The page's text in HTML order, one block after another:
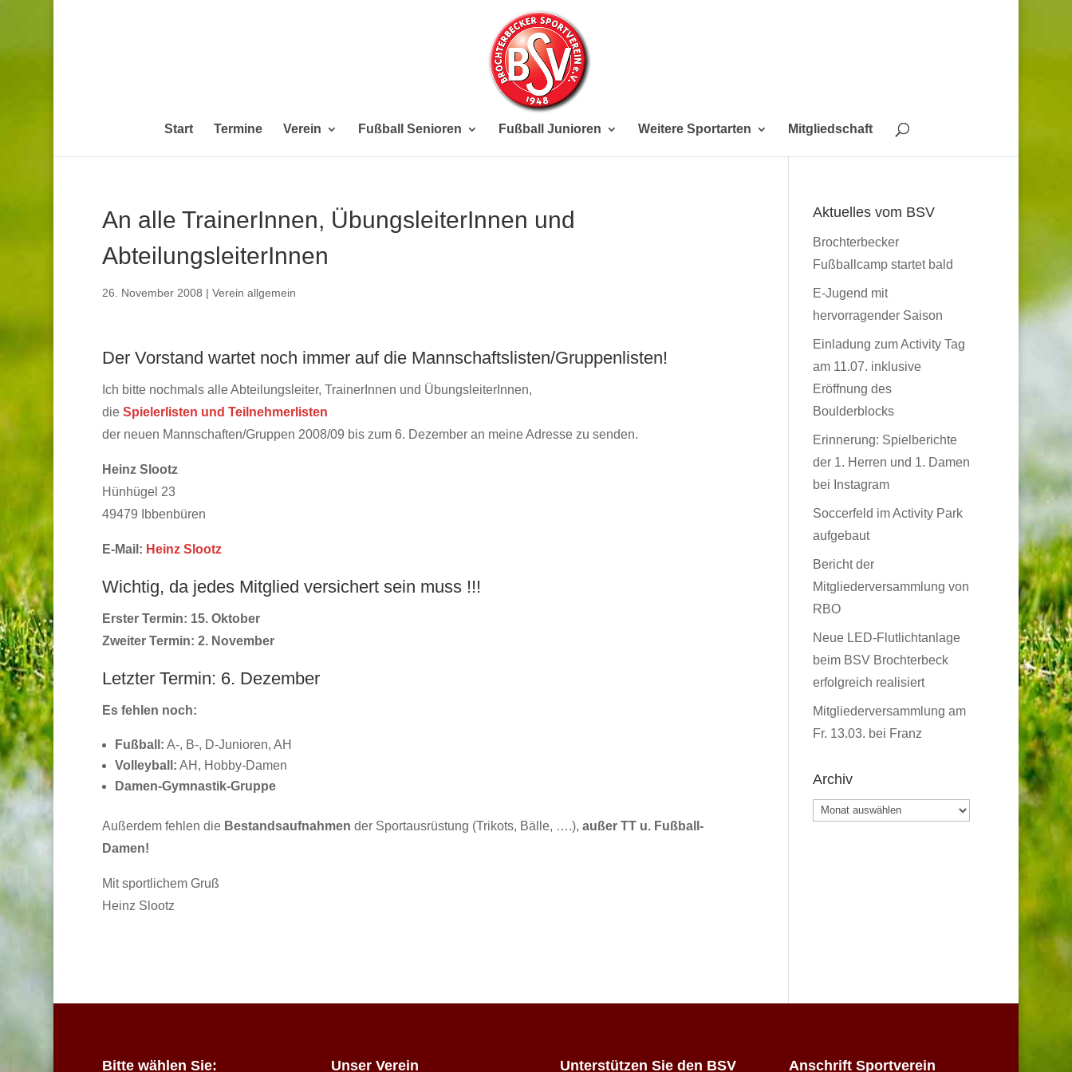
Start Termine Verein Fußball Senioren Fußball Junioren Weitere Sportarten Mitgliedschaft
An alle TrainerInnen, ÜbungsleiterInnen und
AbteilungsleiterInnen
26. November 2008 | Verein allgemein
Der Vorstand wartet noch immer auf die Mannschaftslisten/Gruppenlisten!
Ich bitte nochmals alle Abteilungsleiter, TrainerInnen und ÜbungsleiterInnen,
die Spielerlisten und Teilnehmerlisten
der neuen Mannschaften/Gruppen 2008/09 bis zum 6. Dezember an meine Adresse zu senden.
Heinz Slootz
Hünhügel 23
49479 Ibbenbüren
E-Mail: Heinz Slootz
Wichtig, da jedes Mitglied versichert sein muss !!!
Erster Termin: 15. Oktober
Zweiter Termin: 2. November
Letzter Termin: 6. Dezember
Es fehlen noch:
Fußball: A-, B-, D-Junioren, AH
Volleyball: AH, Hobby-Damen
Damen-Gymnastik-Gruppe
Außerdem fehlen die Bestandsaufnahmen der Sportausrüstung (Trikots, Bälle, ….), außer TT u. Fußball-
Damen!
Mit sportlichem Gruß
Heinz Slootz
Aktuelles vom BSV
Brochterbecker
Fußballcamp startet bald
E-Jugend mit
hervorragender Saison
Einladung zum Activity Tag
am 11.07. inklusive
Eröffnung des
Boulderblocks
Erinnerung: Spielberichte
der 1. Herren und 1. Damen
bei Instagram
Soccerfeld im Activity Park
aufgebaut
Bericht der
Mitgliederversammlung von
RBO
Neue LED-Flutlichtanlage
beim BSV Brochterbeck
erfolgreich realisiert
Mitgliederversammlung am
Fr. 13.03. bei Franz
Archiv
Archiv
Bitte wählen Sie: Unser Verein Unterstützen Sie den BSV Anschrift Sportverein